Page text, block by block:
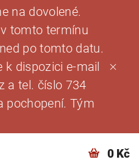
na dovolené.
tomto termínu
po tomto datu.
k dispozici e-mail
a tel. číslo 734
pochopení. Tým
0 Kč